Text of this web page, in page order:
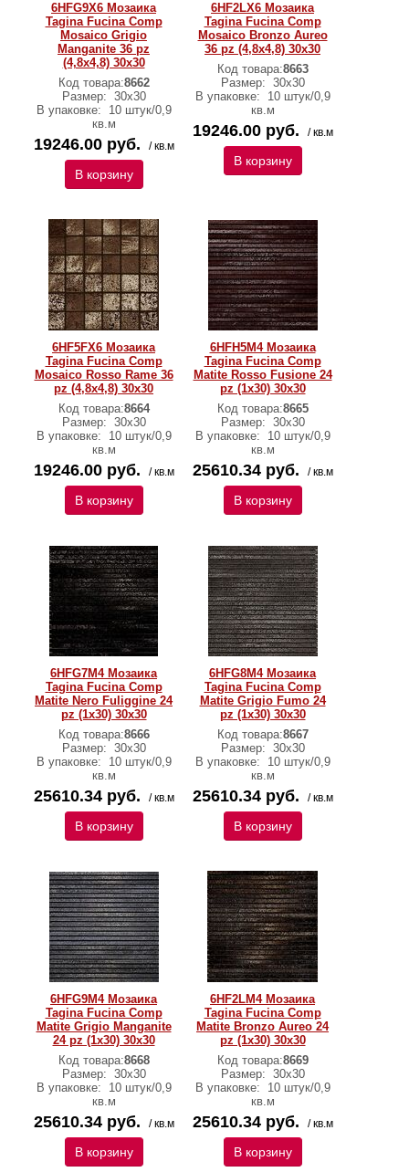
6HFG9X6 Мозаика
Tagina Fucina Comp
Mosaico Grigio
Manganite 36 pz
(4,8x4,8) 30x30
Код товара:8662
Размер: 30x30
В упаковке:
10 штук/0,9
кв.м
19246.00 руб. / кв.м
В корзину
6HF2LX6 Мозаика
Tagina Fucina Comp
Mosaico Bronzo Aureo
36 pz (4,8x4,8) 30x30
Код товара:8663
Размер: 30x30
В упаковке:
10 штук/0,9
кв.м
19246.00 руб. / кв.м
В корзину
6HF5FX6 Мозаика
Tagina Fucina Comp
Mosaico Rosso Rame 36
pz (4,8x4,8) 30x30
Код товара:8664
Размер: 30x30
В упаковке:
10 штук/0,9
кв.м
19246.00 руб. / кв.м
В корзину
6HFH5M4 Мозаика
Tagina Fucina Comp
Matite Rosso Fusione 24
pz (1x30) 30x30
Код товара:8665
Размер: 30x30
В упаковке:
10 штук/0,9
кв.м
25610.34 руб. / кв.м
В корзину
6HFG7M4 Мозаика
Tagina Fucina Comp
Matite Nero Fuliggine 24
pz (1x30) 30x30
Код товара:8666
Размер: 30x30
В упаковке:
10 штук/0,9
кв.м
25610.34 руб. / кв.м
В корзину
6HFG8M4 Мозаика
Tagina Fucina Comp
Matite Grigio Fumo 24
pz (1x30) 30x30
Код товара:8667
Размер: 30x30
В упаковке:
10 штук/0,9
кв.м
25610.34 руб. / кв.м
В корзину
6HFG9M4 Мозаика
Tagina Fucina Comp
Matite Grigio Manganite
24 pz (1x30) 30x30
Код товара:8668
Размер: 30x30
В упаковке:
10 штук/0,9
кв.м
25610.34 руб. / кв.м
В корзину
6HF2LM4 Мозаика
Tagina Fucina Comp
Matite Bronzo Aureo 24
pz (1x30) 30x30
Код товара:8669
Размер: 30x30
В упаковке:
10 штук/0,9
кв.м
25610.34 руб. / кв.м
В корзину